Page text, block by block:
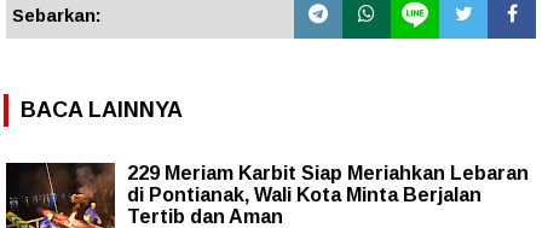
Sebarkan:
BACA LAINNYA
229 Meriam Karbit Siap Meriahkan Lebaran
di Pontianak, Wali Kota Minta Berjalan
Tertib dan Aman